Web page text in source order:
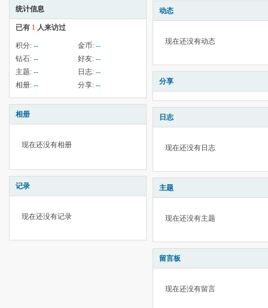
统计信息
已有 1 人来访过
积分: -- 金币: --
钻石: -- 好友: --
主题: -- 日志: --
相册: -- 分享: --
相册
现在还没有相册
记录
现在还没有记录
动态
现在还没有动态
分享
日志
现在还没有日志
主题
现在还没有主题
留言板
现在还没有留言